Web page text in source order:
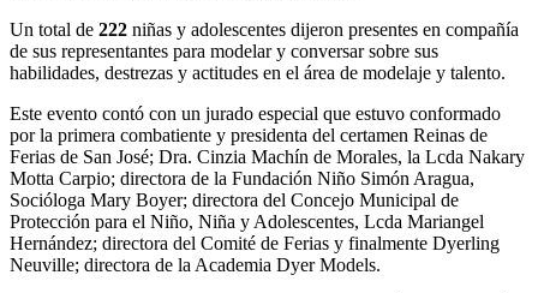
Un total de 222 niñas y adolescentes dijeron presentes en compañía
de sus representantes para modelar y conversar sobre sus
habilidades, destrezas y actitudes en el área de modelaje y talento.
Este evento contó con un jurado especial que estuvo conformado
por la primera combatiente y presidenta del certamen Reinas de
Ferias de San José; Dra. Cinzia Machín de Morales, la Lcda Nakary
Motta Carpio; directora de la Fundación Niño Simón Aragua,
Socióloga Mary Boyer; directora del Concejo Municipal de
Protección para el Niño, Niña y Adolescentes, Lcda Mariangel
Hernández; directora del Comité de Ferias y finalmente Dyerling
Neuville; directora de la Academia Dyer Models.